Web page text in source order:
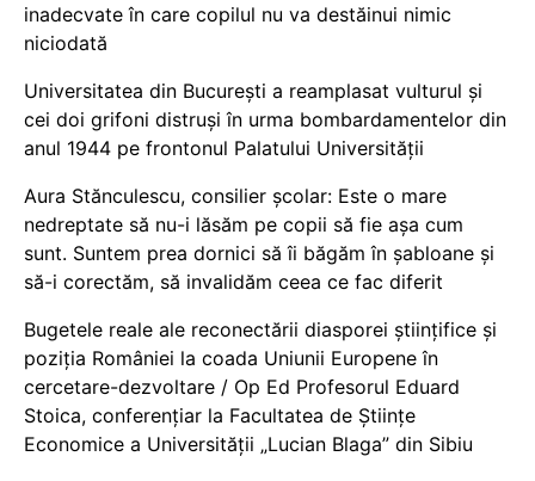
inadecvate în care copilul nu va destăinui nimic
niciodată
Universitatea din București a reamplasat vulturul și
cei doi grifoni distruși în urma bombardamentelor din
anul 1944 pe frontonul Palatului Universității
Aura Stănculescu, consilier școlar: Este o mare
nedreptate să nu-i lăsăm pe copii să fie așa cum
sunt. Suntem prea dornici să îi băgăm în șabloane și
să-i corectăm, să invalidăm ceea ce fac diferit
Bugetele reale ale reconectării diasporei științifice și
poziția României la coada Uniunii Europene în
cercetare-dezvoltare / Op Ed Profesorul Eduard
Stoica, conferențiar la Facultatea de Științe
Economice a Universității „Lucian Blaga” din Sibiu